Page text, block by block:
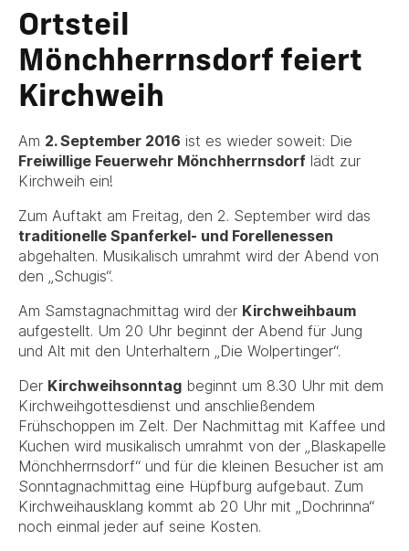
Ortsteil
Mönchherrnsdorf feiert
Kirchweih
Am 2. September 2016 ist es wieder soweit: Die
Freiwillige Feuerwehr Mönchherrnsdorf lädt zur
Kirchweih ein!
Zum Auftakt am Freitag, den 2. September wird das
traditionelle Spanferkel- und Forellenessen
abgehalten. Musikalisch umrahmt wird der Abend von
den „Schugis“.
Am Samstagnachmittag wird der Kirchweihbaum
aufgestellt. Um 20 Uhr beginnt der Abend für Jung
und Alt mit den Unterhaltern „Die Wolpertinger“.
Der Kirchweihsonntag beginnt um 8.30 Uhr mit dem
Kirchweihgottesdienst und anschließendem
Frühschoppen im Zelt. Der Nachmittag mit Kaffee und
Kuchen wird musikalisch umrahmt von der „Blaskapelle
Mönchherrnsdorf“ und für die kleinen Besucher ist am
Sonntagnachmittag eine Hüpfburg aufgebaut. Zum
Kirchweihausklang kommt ab 20 Uhr mit „Dochrinna“
noch einmal jeder auf seine Kosten.